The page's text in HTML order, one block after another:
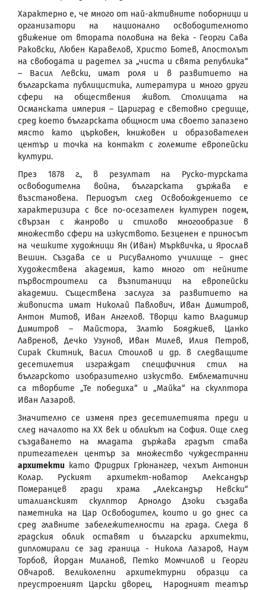
Характерно е, че много от най-активните поборници и
организатори на национално освободителното
движение от втората половина на века - Георги Сава
Раковски, Любен Каравелов, Христо Ботев, Апостолът
на свободата и радетел за „чиста и свята република“
– Васил Левски, имат роля и в развитието на
българската публицистика, литература и много други
сфери на обществения живот. Столицата на
Османската империя – Цариград е световно средище,
сред което българската общност има своето запазено
място като църковен, книжовен и образователен
център и точка на контакт с големите европейски
култури.
През 1878 г., в резултат на Руско-турската
освободителна война, българската държава е
възстановена. Периодът след Освобождението се
характеризира с все по-осезателен културен подем,
свързан с жанрово и стилово многообразие в
множество сфери на изкуството. Безценен е приносът
на чешките художници Ян (Иван) Мърквичка, и Ярослав
Вешин. Създава се и Рисувалното училище – днес
Художествена академия, като много от нейните
първостроители са възпитаници на европейски
академии. Съществена заслуга за развитието на
живописта имат Николай Павлович, Иван Димитров,
Антон Митов, Иван Ангелов. Творци като Владимир
Димитров – Майстора, Златю Бояджиев, Цанко
Лавренов, Дечко Узунов, Иван Милев, Илия Петров,
Сирак Скитник, Васил Стоилов и др. в следващите
десетилетия изграждат специфичния стил на
българското изобразително изкуство. Емблематични
са творбите „Те победиха“ и „Майка“ на скулптора
Иван Лазаров.
Значително се изменя през десетилетията преди и
след началото на ХХ век и обликът на София. Още след
създаването на младата държава градът става
притегателен център за множество чуждестранни
архитекти като Фридрих Грюнангер, чехът Антонин
Колар. Руският архитект-новатор Александър
Померанцев гради храма „Александър Невски“
италианският скулптор Арнолдо Дзоки създава
паметника на Цар Освободител, които и до днес са
сред главните забележителности на града. Следа в
градския облик оставят и български архитекти,
дипломирали се зад граница - Никола Лазаров, Наум
Торбов, Йордан Миланов, Петко Момчилов и Георги
Овчаров. Великолепни архитектурни образци са
преустроеният Царски дворец, Народният театър